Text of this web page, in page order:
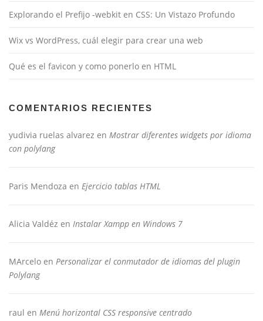
Explorando el Prefijo -webkit en CSS: Un Vistazo Profundo
Wix vs WordPress, cuál elegir para crear una web
Qué es el favicon y como ponerlo en HTML
COMENTARIOS RECIENTES
yudivia ruelas alvarez en Mostrar diferentes widgets por idioma
con polylang
Paris Mendoza en Ejercicio tablas HTML
Alicia Valdéz en Instalar Xampp en Windows 7
MArcelo en Personalizar el conmutador de idiomas del plugin
Polylang
raul en Menú horizontal CSS responsive centrado